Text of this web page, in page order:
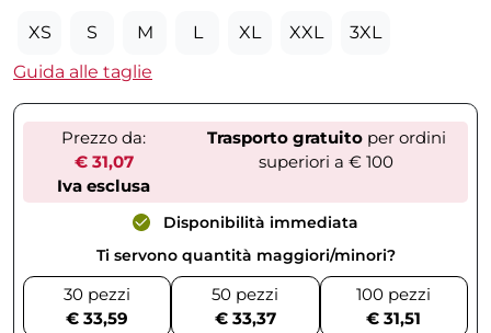
XS S M L XL XXL
3XL
Guida alle taglie
Prezzo da:
€ 31,07
Iva esclusa
Trasporto gratuitoper ordini
superiori a € 100
Disponibilità immediata
Ti servono quantità maggiori/minori?
30 pezzi
€ 33,59
50 pezzi
€ 33,37
100 pezzi
€ 31,51